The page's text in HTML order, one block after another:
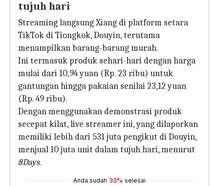
tujuh hari
Streaming langsung Xiang di platform setara
TikTok di Tiongkok, Douyin, terutama
menampilkan barang-barang murah.
Ini termasuk produk sehari-hari dengan harga
mulai dari 10,94 yuan (Rp. 23 ribu) untuk
gantungan hingga pakaian senilai 23,12 yuan
(Rp. 49 ribu).
Dengan menggunakan demonstrasi produk
secepat kilat, live streamer ini, yang dilaporkan
memiliki lebih dari 531 juta pengikut di Douyin,
menjual 10 juta unit dalam tujuh hari, menurut
8Days.
Anda sudah 33% selesai